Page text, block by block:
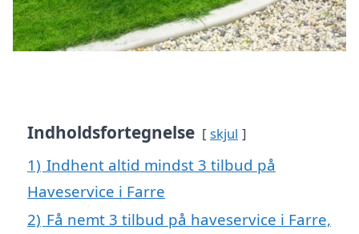
Indholdsfortegnelse skjul
1) Indhent altid mindst 3 tilbud på
Haveservice i Farre
2) Få nemt 3 tilbud på haveservice i Farre,